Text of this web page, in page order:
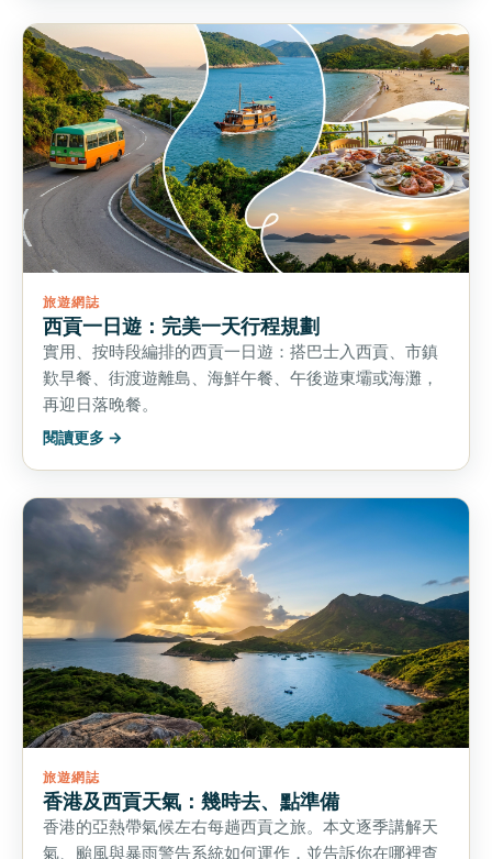
旅遊網誌
西貢一日遊：完美一天行程規劃
實用、按時段編排的西貢一日遊：搭巴士入西貢、市鎮
歎早餐、街渡遊離島、海鮮午餐、午後遊東壩或海灘，
再迎日落晚餐。
閱讀更多 →
旅遊網誌
香港及西貢天氣：幾時去、點準備
香港的亞熱帶氣候左右每趟西貢之旅。本文逐季講解天
氣、颱風與暴雨警告系統如何運作，並告訴你在哪裡查